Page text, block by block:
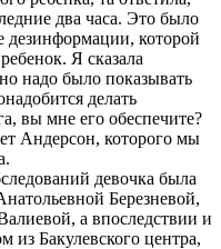
два часа. Это было
которой
Я сказала
надо было показывать
делать
вы мне его обеспечите?
Андерсон, которого мы
девочка была
Березневой,
а впоследствии и
из Бакулевского центра,